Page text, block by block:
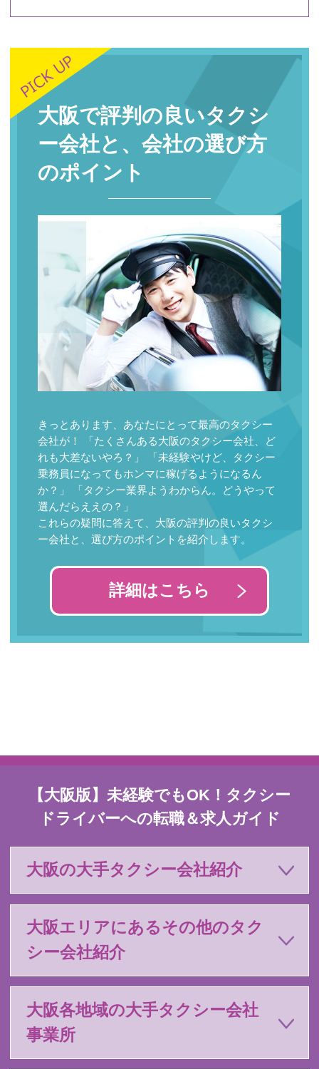
大阪で評判の良いタクシ
ー会社と、会社の選び方
のポイント
きっとあります、あなたにとって最高のタクシー
会社が！ 「たくさんある大阪のタクシー会社、ど
れも大差ないやろ？」 「未経験やけど、タクシー
乗務員になってもホンマに稼げるようになるん
か？」 「タクシー業界ようわからん。どうやって
選んだらええの？」
これらの疑問に答えて、大阪の評判の良いタクシ
ー会社と、選び方のポイントを紹介します。
詳細はこちら
【大阪版】未経験でもOK！タクシー
ドライバーへの転職＆求人ガイド
大阪の大手タクシー会社紹介
大阪エリアにあるその他のタク
シー会社紹介
大阪各地域の大手タクシー会社
事業所